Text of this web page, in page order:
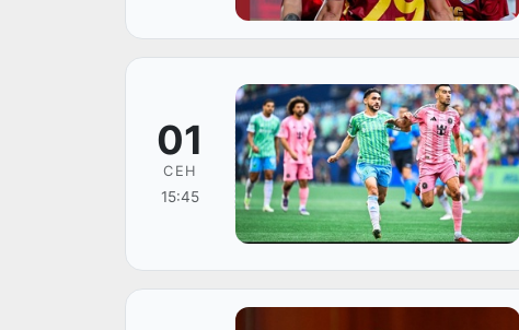
01
СЕН
15:45